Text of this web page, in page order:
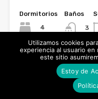
Dormitorios
4
Baños
3
945,000€
Utilizamos cookies
experiencia al usuario
este sitio
Estoy de